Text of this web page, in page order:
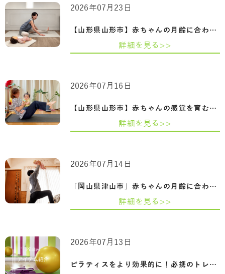
【山形県山形市】赤ちゃんの月齢に合わせ…
2026年07月23日
詳細を見る>>
【山形県山形市】赤ちゃんの感覚を育むふ…
2026年07月16日
詳細を見る>>
「岡山県津山市」赤ちゃんの月齢に合わせ…
2026年07月14日
詳細を見る>>
ピラティスをより効果的に！必携のトレー…
2026年07月13日